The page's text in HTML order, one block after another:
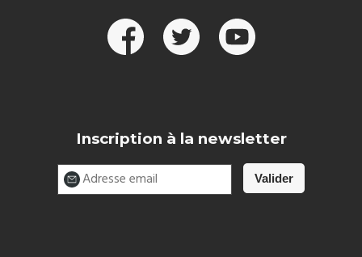
Inscription à la newsletter